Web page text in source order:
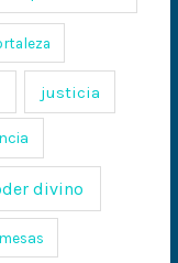
justicia
divino